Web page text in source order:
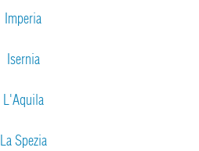
Imperia
Isernia
L'Aquila
La Spezia